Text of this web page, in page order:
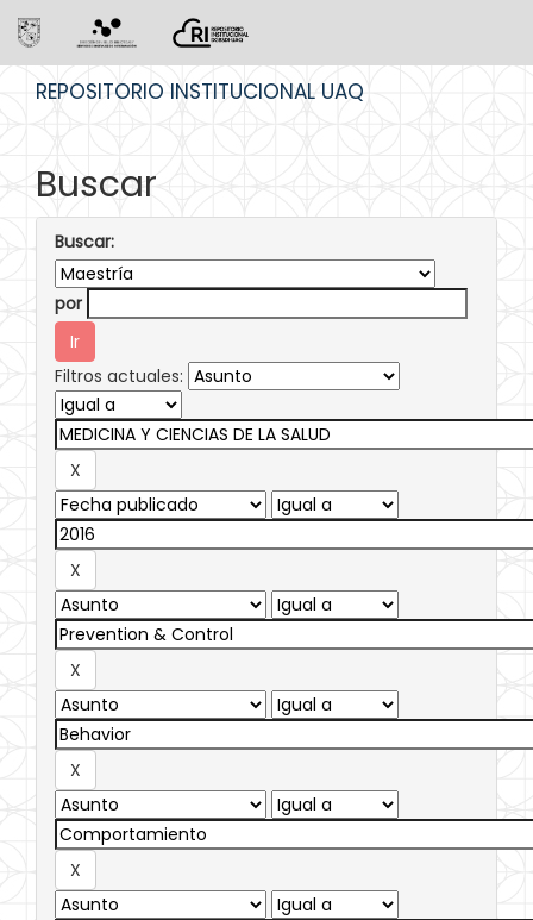
REPOSITORIO INSTITUCIONAL UAQ
Buscar
Buscar:
por
Filtros actuales: